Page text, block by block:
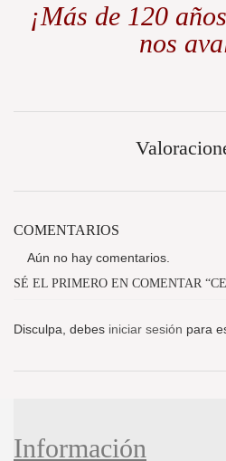
¡Más de 120
nos
COMENTARIOS
Aún no hay comentarios.
SÉ EL PRIMERO EN COMENTAR
Disculpa, debes iniciar sesión para
Información